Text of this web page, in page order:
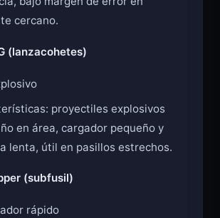
cercano.
(lanzacohetes)
proyectiles explosivos
en área, cargador pequeño y
lenta, útil en pasillos estrechos.
(subfusil)
rápido